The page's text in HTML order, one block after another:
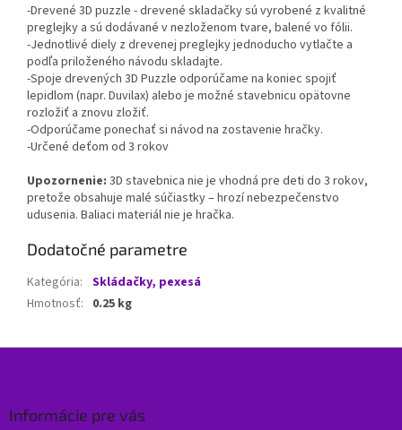
-Drevené 3D puzzle - drevené skladačky sú vyrobené z kvalitné
preglejky a sú dodávané v nezloženom tvare, balené vo fólii.
-Jednotlivé diely z drevenej preglejky jednoducho vytlačte a
podľa priloženého návodu skladajte.
-Spoje drevených 3D Puzzle odporúčame na koniec spojiť
lepidlom (napr. Duvilax) alebo je možné stavebnicu opätovne
rozložiť a znovu zložiť.
-Odporúčame ponechať si návod na zostavenie hračky.
-Určené deťom od 3 rokov
Upozornenie: 3D stavebnica nie je vhodná pre deti do 3 rokov,
pretože obsahuje malé súčiastky – hrozí nebezpečenstvo
udusenia. Baliaci materiál nie je hračka.
Dodatočné parametre
Kategória: Skládačky, pexesá
Hmotnosť: 0.25 kg
Informácie pre vás